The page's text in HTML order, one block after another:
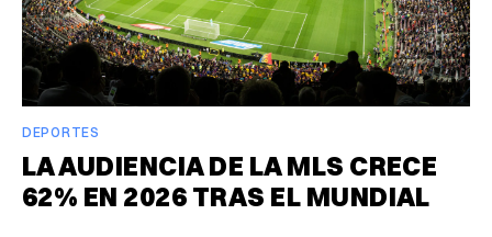
DEPORTES
LA AUDIENCIA DE LA MLS CRECE
62% EN 2026 TRAS EL MUNDIAL